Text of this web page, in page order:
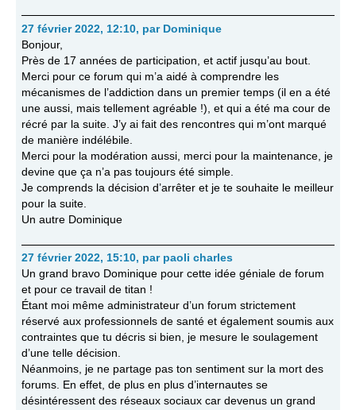
27 février 2022, 12:10, par Dominique
Bonjour,
Près de 17 années de participation, et actif jusqu’au bout.
Merci pour ce forum qui m’a aidé à comprendre les
mécanismes de l’addiction dans un premier temps (il en a été
une aussi, mais tellement agréable !), et qui a été ma cour de
récré par la suite. J’y ai fait des rencontres qui m’ont marqué
de manière indélébile.
Merci pour la modération aussi, merci pour la maintenance, je
devine que ça n’a pas toujours été simple.
Je comprends la décision d’arrêter et je te souhaite le meilleur
pour la suite.
Un autre Dominique
27 février 2022, 15:10, par paoli charles
Un grand bravo Dominique pour cette idée géniale de forum
et pour ce travail de titan !
Étant moi même administrateur d’un forum strictement
réservé aux professionnels de santé et également soumis aux
contraintes que tu décris si bien, je mesure le soulagement
d’une telle décision.
Néanmoins, je ne partage pas ton sentiment sur la mort des
forums. En effet, de plus en plus d’internautes se
désintéressent des réseaux sociaux car devenus un grand